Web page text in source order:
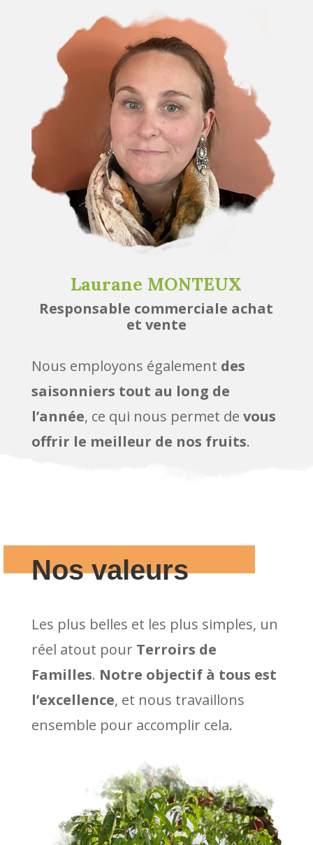
Laurane MONTEUX
Responsable commerciale achat
et vente
Nous employons également des
saisonniers tout au long de
l’année, ce qui nous permet de vous
offrir le meilleur de nos fruits.
Nos valeurs
Les plus belles et les plus simples, un
réel atout pour Terroirs de
Familles. Notre objectif à tous est
l’excellence, et nous travaillons
ensemble pour accomplir cela.